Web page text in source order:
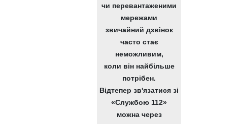
чи перевантаженими
мережами
звичайний дзвінок
часто стає
неможливим,
коли він найбільше
потрібен.
Відтепер зв'язатися зі
«Службою 112»
можна через